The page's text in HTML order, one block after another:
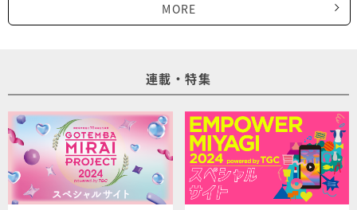
MORE
連載・特集